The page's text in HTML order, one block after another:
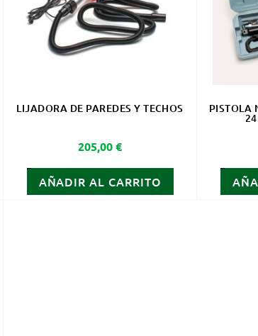
LIJADORA DE PAREDES Y TECHOS
Precio
205,00 €
AÑADIR AL CARRITO
PISTOLA